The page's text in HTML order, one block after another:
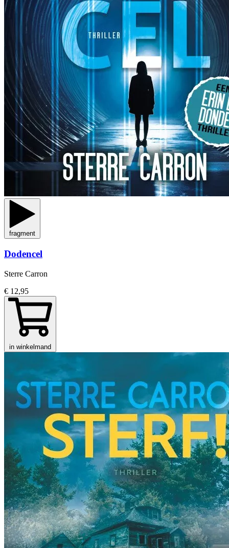
fragment
Dodencel
Sterre Carron
€ 12,95
in winkelmand